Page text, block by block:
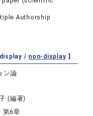
Authorship
display / non-display】
ン論
(編著)
第6章